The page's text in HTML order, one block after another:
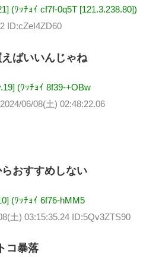
(ﾜｯﾁｮｲ cf7f-0q5T [121.3.238.80])
ID:cZeI4ZD60
ばいいんじゃね
(ﾜｯﾁｮｲ 8f39-+OBw
2024/06/08(土) 02:48:22.06
おすすめしない
(ﾜｯﾁｮｲ 6f76-hMM5
土) 03:15:35.24 ID:5Qv3ZTS90
コ暴落